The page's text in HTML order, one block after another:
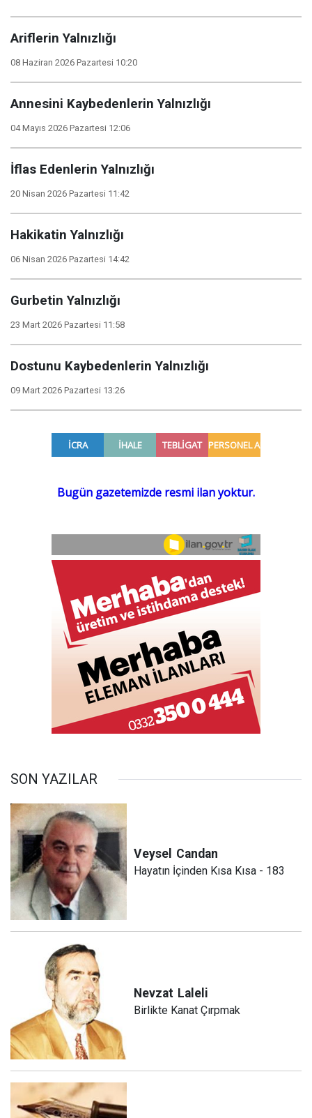
Ariflerin Yalnızlığı
08 Haziran 2026 Pazartesi 10:20
Annesini Kaybedenlerin Yalnızlığı
04 Mayıs 2026 Pazartesi 12:06
İflas Edenlerin Yalnızlığı
20 Nisan 2026 Pazartesi 11:42
Hakikatin Yalnızlığı
06 Nisan 2026 Pazartesi 14:42
Gurbetin Yalnızlığı
23 Mart 2026 Pazartesi 11:58
Dostunu Kaybedenlerin Yalnızlığı
09 Mart 2026 Pazartesi 13:26
SON YAZILAR
Veysel Candan
Hayatın İçinden Kısa Kısa - 183
Nevzat Laleli
Birlikte Kanat Çırpmak